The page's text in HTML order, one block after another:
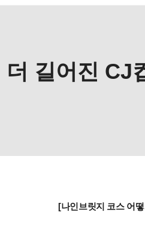
더 길어진 CJ
[나인브릿지 코스 어